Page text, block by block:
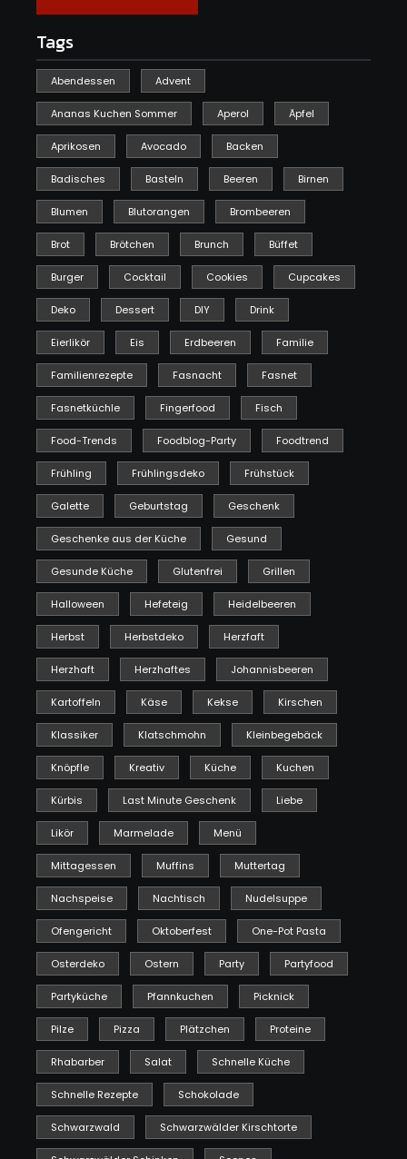
Tags
Abendessen Advent
Ananas Kuchen Sommer Aperol Äpfel
Aprikosen Avocado Backen
Badisches Basteln Beeren Birnen
Blumen Blutorangen Brombeeren
Brot Brötchen Brunch Büffet
Burger Cocktail Cookies Cupcakes
Deko Dessert DIY Drink
Eierlikör Eis Erdbeeren Familie
Familienrezepte Fasnacht Fasnet
Fasnetküchle Fingerfood Fisch
Food-Trends Foodblog-Party Foodtrend
Frühling Frühlingsdeko Frühstück
Galette Geburtstag Geschenk
Geschenke aus der Küche Gesund
Gesunde Küche Glutenfrei Grillen
Halloween Hefeteig Heidelbeeren
Herbst Herbstdeko Herzfaft
Herzhaft Herzhaftes Johannisbeeren
Kartoffeln Käse Kekse Kirschen
Klassiker Klatschmohn Kleinbegebäck
Knöpfle Kreativ Küche Kuchen
Kürbis Last Minute Geschenk Liebe
Likör Marmelade Menü
Mittagessen Muffins Muttertag
Nachspeise Nachtisch Nudelsuppe
Ofengericht Oktoberfest One-Pot Pasta
Osterdeko Ostern Party Partyfood
Partyküche Pfannkuchen Picknick
Pilze Pizza Plätzchen Proteine
Rhabarber Salat Schnelle Küche
Schnelle Rezepte Schokolade
Schwarzwald Schwarzwälder Kirschtorte